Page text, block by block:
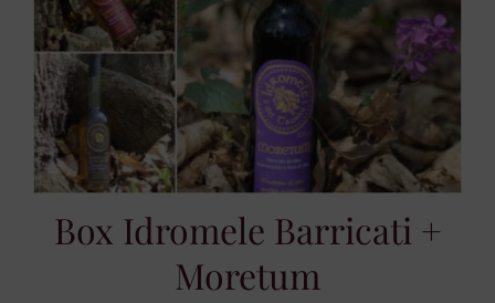
Box Idromele Barricati +
Moretum